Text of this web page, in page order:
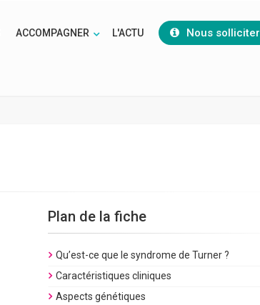
ACCOMPAGNER L'ACTU Nous solliciter
Plan de la fiche
Qu’est-ce que le syndrome de Turner ?
Caractéristiques cliniques
Aspects génétiques